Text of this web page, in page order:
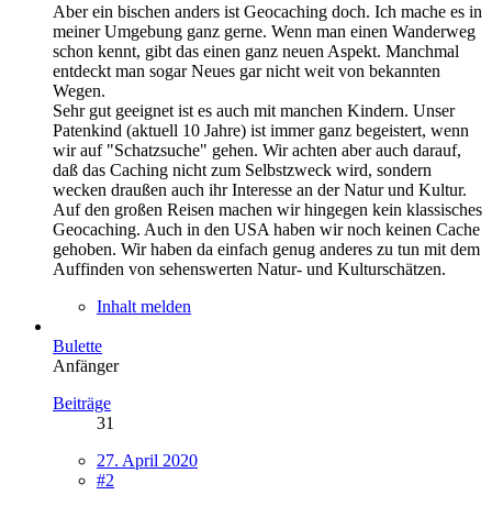
Aber ein bischen anders ist Geocaching doch. Ich mache es in
meiner Umgebung ganz gerne. Wenn man einen Wanderweg
schon kennt, gibt das einen ganz neuen Aspekt. Manchmal
entdeckt man sogar Neues gar nicht weit von bekannten
Wegen.
Sehr gut geeignet ist es auch mit manchen Kindern. Unser
Patenkind (aktuell 10 Jahre) ist immer ganz begeistert, wenn
wir auf "Schatzsuche" gehen. Wir achten aber auch darauf,
daß das Caching nicht zum Selbstzweck wird, sondern
wecken draußen auch ihr Interesse an der Natur und Kultur.
Auf den großen Reisen machen wir hingegen kein klassisches
Geocaching. Auch in den USA haben wir noch keinen Cache
gehoben. Wir haben da einfach genug anderes zu tun mit dem
Auffinden von sehenswerten Natur- und Kulturschätzen.
Inhalt melden
Bulette
Anfänger
Beiträge
31
27. April 2020
#2